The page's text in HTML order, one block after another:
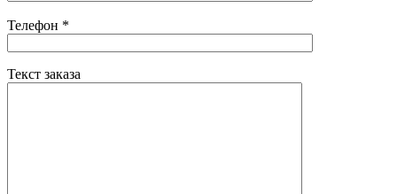
Телефон *
Текст заказа